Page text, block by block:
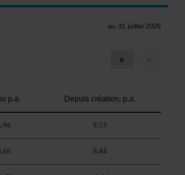
au 31 juillet 2026
p.a. Depuis création, p.a.
9,53
8,44